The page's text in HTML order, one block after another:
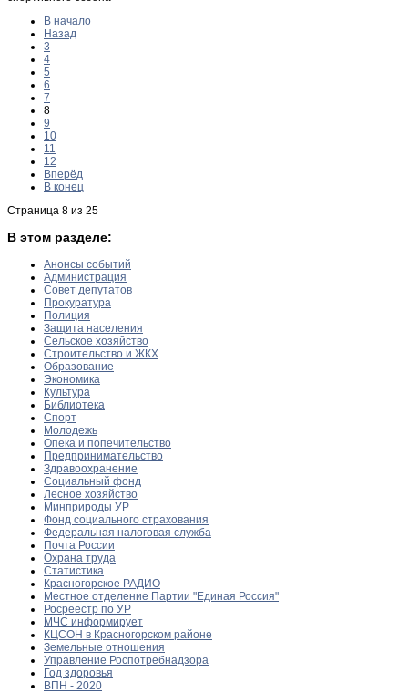
В начало
Назад
3
4
5
6
7
8
9
10
11
12
Вперёд
В конец
Страница 8 из 25
В этом разделе:
Анонсы событий
Администрация
Совет депутатов
Прокуратура
Полиция
Защита населения
Сельское хозяйство
Строительство и ЖКХ
Образование
Экономика
Культура
Библиотека
Спорт
Молодежь
Опека и попечительство
Предпринимательство
Здравоохранение
Социальный фонд
Лесное хозяйство
Минприроды УР
Фонд социального страхования
Федеральная налоговая служба
Почта России
Охрана труда
Статистика
Красногорское РАДИО
Местное отделение Партии "Единая Россия"
Росреестр по УР
МЧС информирует
КЦСОН в Красногорском районе
Земельные отношения
Управление Роспотребнадзора
Год здоровья
ВПН - 2020